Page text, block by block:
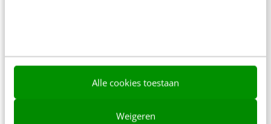
Alle cookies toestaan
Weigeren